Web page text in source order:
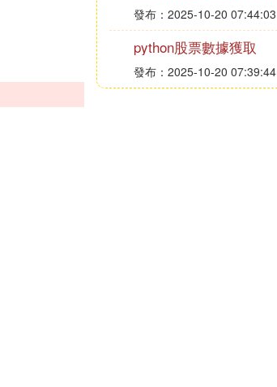
發布：2025-10-20 07:44:03
python股票數據獲取
發布：2025-10-20 07:39:44